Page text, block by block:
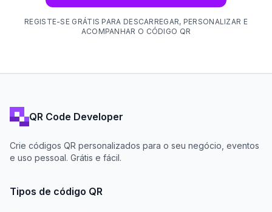
REGISTE-SE GRÁTIS PARA DESCARREGAR, PERSONALIZAR E
ACOMPANHAR O CÓDIGO QR
QR Code Developer
Crie códigos QR personalizados para o seu negócio, eventos
e uso pessoal. Grátis e fácil.
Tipos de código QR